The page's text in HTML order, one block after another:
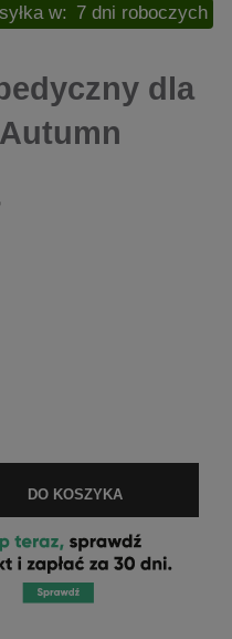
w: 7 dni roboczych
dla
DO KOSZYKA